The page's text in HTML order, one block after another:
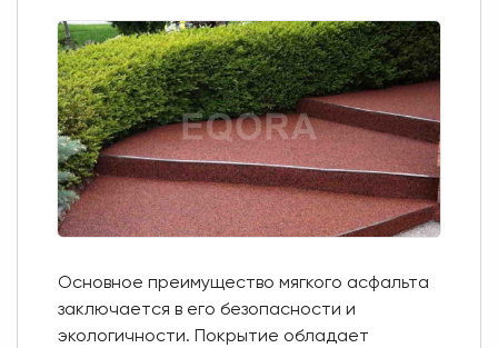
Основное преимущество мягкого асфальта
заключается в его безопасности и
экологичности. Покрытие обладает